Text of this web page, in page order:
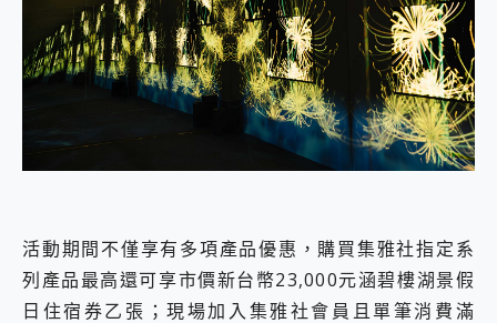
活動期間不僅享有多項產品優惠，購買集雅社指定系
列產品最高還可享市價新台幣23,000元涵碧樓湖景假
日住宿券乙張；現場加入集雅社會員且單筆消費滿